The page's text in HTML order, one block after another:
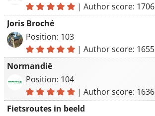
|Author score: 1706
Joris Broché
Position: 103
|Author score: 1655
Normandië
Position: 104
|Author score: 1636
Fietsroutes in beeld